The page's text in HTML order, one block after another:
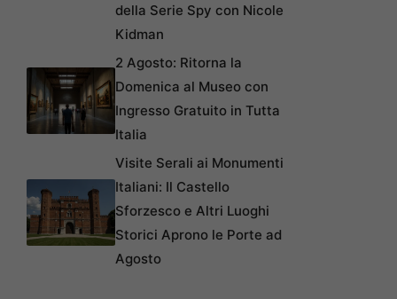
della Serie Spy con Nicole
Kidman
2 Agosto: Ritorna la
Domenica al Museo con
Ingresso Gratuito in Tutta
Italia
Visite Serali ai Monumenti
Italiani: Il Castello
Sforzesco e Altri Luoghi
Storici Aprono le Porte ad
Agosto